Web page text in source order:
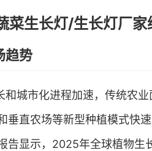
菜生长灯/生长灯厂家
趋势
和城市化进程加速，传统农
垂直农场等新型种植模式快
告显示，2025年全球植物